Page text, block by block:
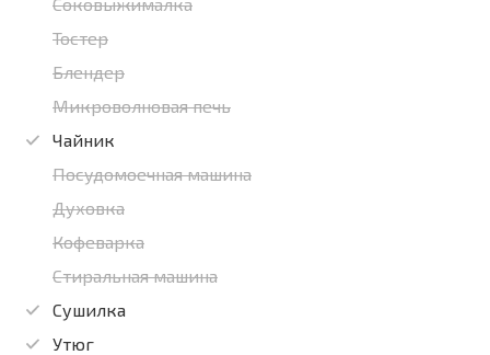
Тостер
Блендер
Микроволновая печь
Чайник
Посудомоечная машина
Духовка
Кофеварка
Стиральная машина
Сушилка
Утюг